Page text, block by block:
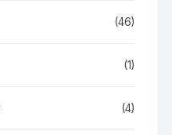
(46)
(1)
(4)